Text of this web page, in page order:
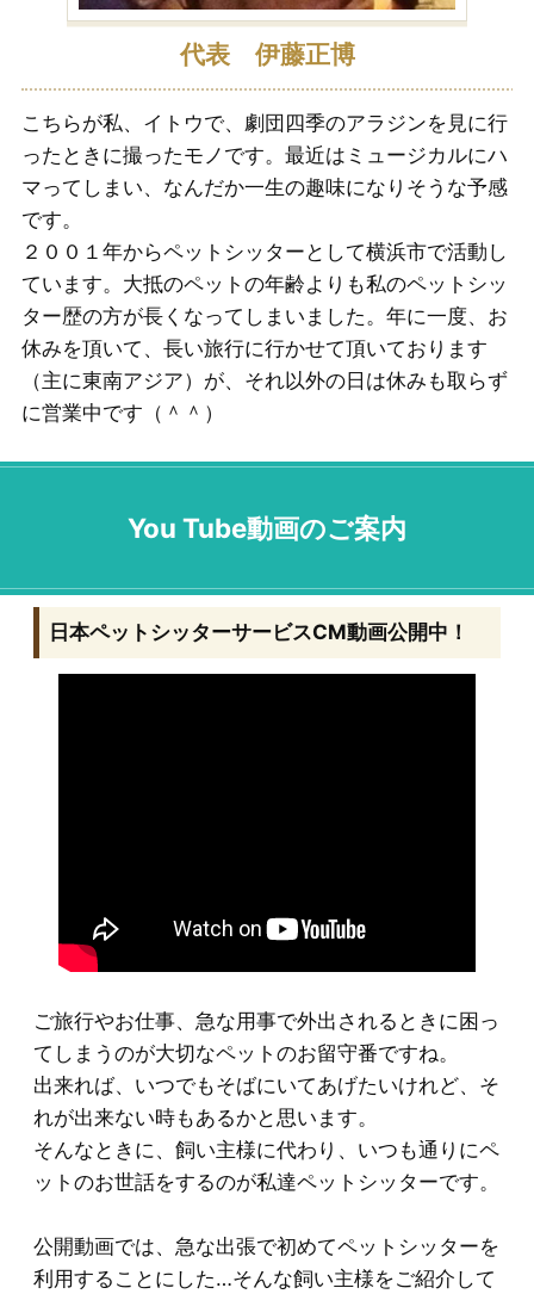
代表 伊藤正博
こちらが私、イトウで、劇団四季のアラジンを見に行
ったときに撮ったモノです。最近はミュージカルにハ
マってしまい、なんだか一生の趣味になりそうな予感
です。
２００１年からペットシッターとして横浜市で活動し
ています。大抵のペットの年齢よりも私のペットシッ
ター歴の方が長くなってしまいました。年に一度、お
休みを頂いて、長い旅行に行かせて頂いております
（主に東南アジア）が、それ以外の日は休みも取らず
に営業中です（＾＾）
You Tube動画のご案内
日本ペットシッターサービスCM動画公開中！
ご旅行やお仕事、急な用事で外出されるときに困っ
てしまうのが大切なペットのお留守番ですね。
出来れば、いつでもそばにいてあげたいけれど、そ
れが出来ない時もあるかと思います。
そんなときに、飼い主様に代わり、いつも通りにペ
ットのお世話をするのが私達ペットシッターです。
公開動画では、急な出張で初めてペットシッターを
利用することにした…そんな飼い主様をご紹介して